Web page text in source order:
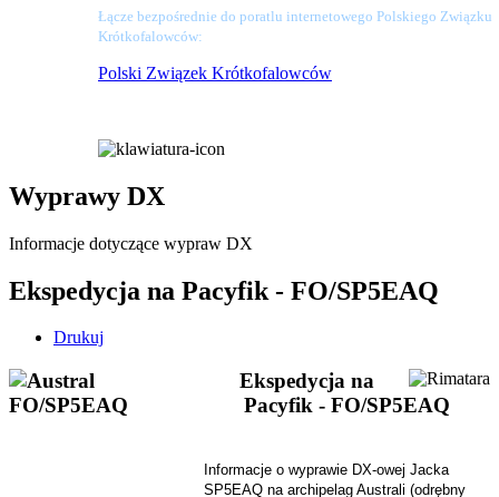
Łącze bezpośrednie do poratlu internetowego Polskiego Związku
Krótkofalowców:
Polski Związek Krótkofalowców
Wyprawy DX
Informacje dotyczące wypraw DX
Ekspedycja na Pacyfik - FO/SP5EAQ
Drukuj
Ekspedycja na
Pacyfik - FO/SP5EAQ
Informacje o wyprawie DX-owej Jacka
SP5EAQ na archipelag Australi (odrębny